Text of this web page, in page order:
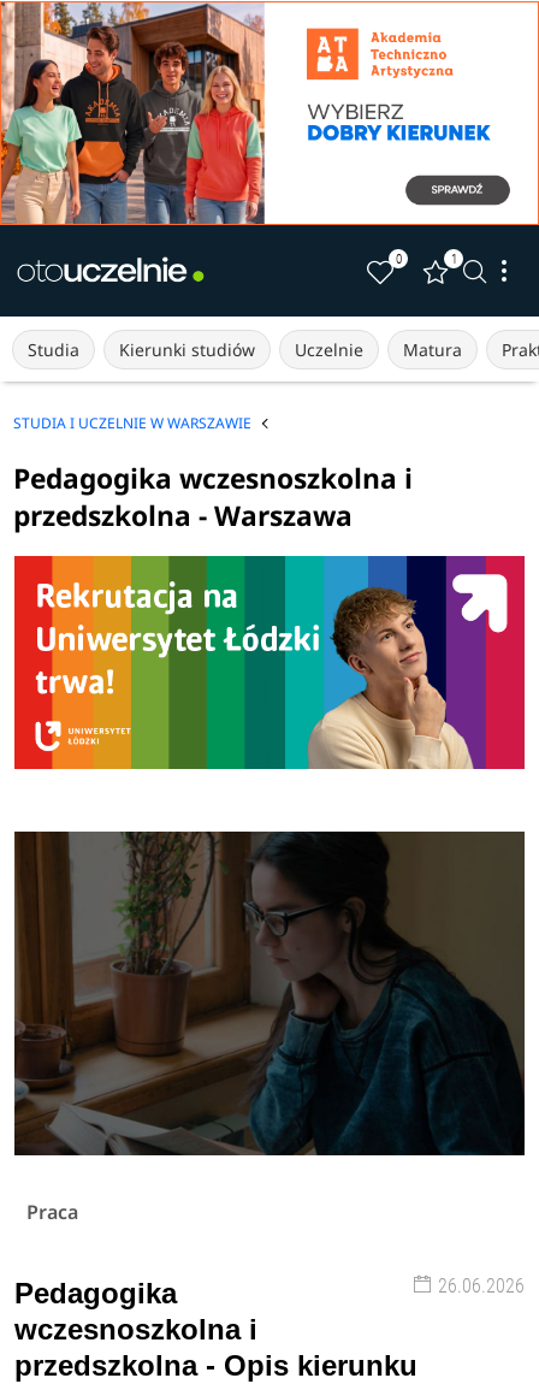
0 1
Studia Kierunki studiów Uczelnie Matura
STUDIA I UCZELNIE W WARSZAWIE
Pedagogika wczesnoszkolna i
przedszkolna - Warszawa
Praca
26.06.2026
Pedagogika
wczesnoszkolna i
przedszkolna - Opis kierunku